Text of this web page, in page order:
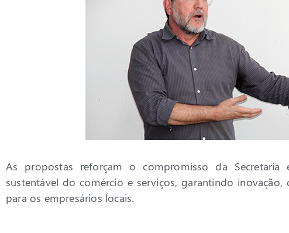
As propostas reforçam o compromisso da Secretaria
sustentável do comércio e serviços, garantindo
para os empresários locais.